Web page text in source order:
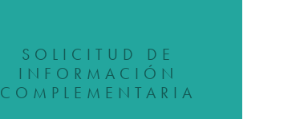
SOLICITUD DE
INFORMACIÓN
COMPLEMENTARIA